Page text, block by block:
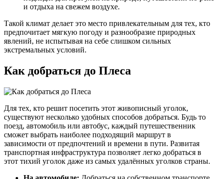
и отдыха на свежем воздухе.
Такой климат делает это место привлекательным для тех, кто
предпочитает мягкую погоду и разнообразие природных
явлений, не испытывая на себе слишком сильных
экстремальных условий.
Как добраться до Плеса
Для тех, кто решит посетить этот живописный уголок,
существуют несколько удобных способов добраться. Будь то
поезд, автомобиль или автобус, каждый путешественник
сможет выбрать наиболее подходящий маршрут в
зависимости от предпочтений и времени в пути. Развитая
транспортная инфраструктура позволяет легко добраться в
этот тихий уголок даже из самых удалённых уголков страны.